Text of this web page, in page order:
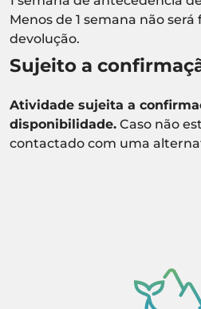
Menos de 1 semana não
devolução.
Sujeito a
Atividade sujeita a
disponibilidade. Caso não
contactado com uma